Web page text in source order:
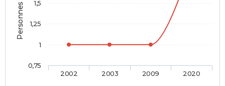
2002 2003 2009 2020
0,75
1
1,25
1,5